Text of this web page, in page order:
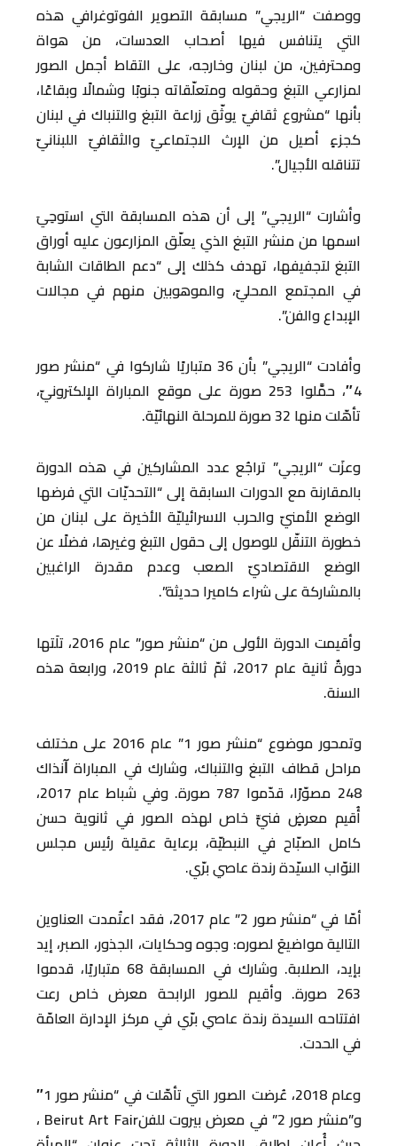
ووصفت “الريجي” مسابقة التصوير الفوتوغرافي هذه
التي يتنافس فيها أصحاب العدسات، من هواة
ومحترفين، من لبنان وخارجه، على التقاط أجمل الصور
لمزارعي التبغ وحقوله ومتعلّقاته جنوبًا وشمالًا وبقاعًا،
بأنها “مشروع ثقافيّ يوثّق زراعة التبغ والتنباك في لبنان
كجزءٍ أصيل من الإرث الاجتماعيّ والثقافيّ اللبنانيّ
تتناقله الأجيال”.
وأشارت “الريجي” إلى أن هذه المسابقة التي استوحِيَ
اسمها من منشر التبغ الذي يعلّق المزارعون عليه أوراق
التبغ لتجفيفها، تهدف كذلك إلى “دعم الطاقات الشابة
في المجتمع المحليّ، والموهوبين منهم في مجالات
الإبداع والفن”.
وأفادت “الريجي” بأن 36 متباريًا شاركوا في “منشر صور
4″، حمَّلوا 253 صورة على موقع المباراة الإلكترونيّ،
تأهّلت منها 32 صورة للمرحلة النهائيّة.
وعزَت “الريجي” تراجُع عدد المشاركين في هذه الدورة
بالمقارنة مع الدورات السابقة إلى “التحديّات التي فرضها
الوضع الأمنيّ والحرب الاسرائيليّة الأخيرة على لبنان من
خطورة التنقّل للوصول إلى حقول التبغ وغيرها، فضلًا عن
الوضع الاقتصاديّ الصعب وعدم مقدرة الراغبين
بالمشاركة على شراء كاميرا حديثة”.
وأقيمت الدورة الأولى من “منشر صور” عام 2016، تلَتها
دورةٌ ثانية عام 2017، ثمّ ثالثة عام 2019، ورابعة هذه
السنة.
وتمحور موضوع “منشر صور 1” عام 2016 على مختلف
مراحل قطاف التبغ والتنباك، وشارك في المباراة ﺁنذاك
248 مصوّرًا، قدّموا 787 صورة. وفي شباط عام 2017،
أُقيم معرضٍ فنيٍّ خاص لهذه الصور في ثانوية حسن
كامل الصبّاح في النبطيّة، برعاية عقيلة رئيس مجلس
النوّاب السيّدة رندة عاصي برّي.
أمّا في “منشر صور 2” عام 2017، فقد اعتُمدت العناوين
التالية مواضيعَ لصوره: وجوه وحكايات، الجذور، الصبر، إيد
بإيد، الصلابة. وشارك في المسابقة 68 متباريًا، قدموا
263 صورة. وأقيم للصور الرابحة معرض خاص رعت
افتتاحه السيدة رندة عاصي برّي في مركز الإدارة العامّة
في الحدت.
وعام 2018، عُرضت الصور التي تأهّلت في “منشر صور 1″
و”منشر صور 2” في معرض بيروت للفنBeirut Art Fair ،